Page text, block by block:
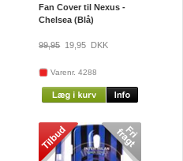
Fan Cover til Nexus -
Chelsea (Blå)
99,95 19,95 DKK
Varenr. 4288